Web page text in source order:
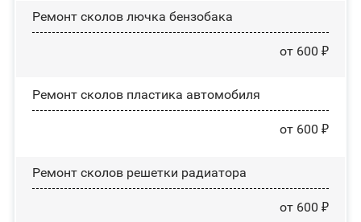
Ремонт сколов лючка бензобака
от 600 ₽
Ремонт сколов пластика автомобиля
от 600 ₽
Ремонт сколов решетки радиатора
от 600 ₽